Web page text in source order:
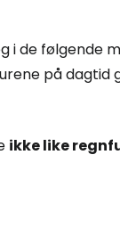
i de følgende
på dagtid
ikke like